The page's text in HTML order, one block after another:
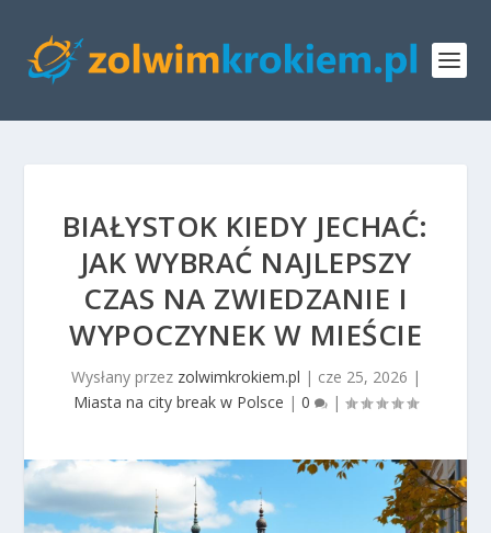
BIAŁYSTOK KIEDY JECHAĆ:
JAK WYBRAĆ NAJLEPSZY
CZAS NA ZWIEDZANIE I
WYPOCZYNEK W MIEŚCIE
Wysłany przez zolwimkrokiem.pl | cze 25, 2026 |
Miasta na city break w Polsce | 0 |